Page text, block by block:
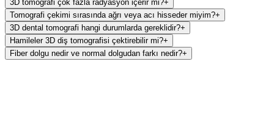
3D tomografi çok fazla radyasyon içerir mi?+
Tomografi çekimi sırasında ağrı veya acı hisseder miyim?+
3D dental tomografi hangi durumlarda gereklidir?+
Hamileler 3D diş tomografisi çektirebilir mi?+
Fiber dolgu nedir ve normal dolgudan farkı nedir?+